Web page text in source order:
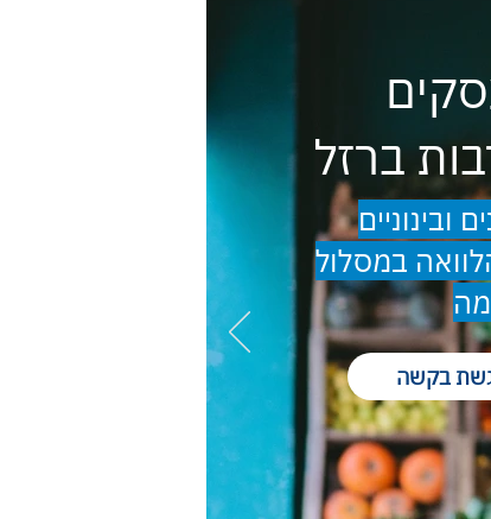
ברזל
ובינוניים
במסלול
בקשה